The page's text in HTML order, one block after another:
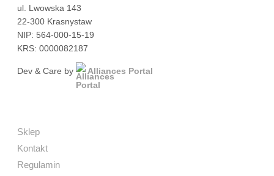
ul. Lwowska 143
22-300 Krasnystaw
NIP: 564-000-15-19
KRS: 0000082187
Dev & Care by Alliances Portal
Sklep
Kontakt
Regulamin